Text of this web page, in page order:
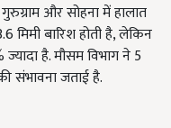
और सोहना में हालात
मिमी बारिश होती है, लेकिन
है. मौसम विभाग ने 5
संभावना जताई है.